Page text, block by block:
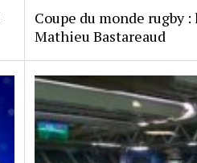
Coupe du monde rugby :
Mathieu Bastareaud